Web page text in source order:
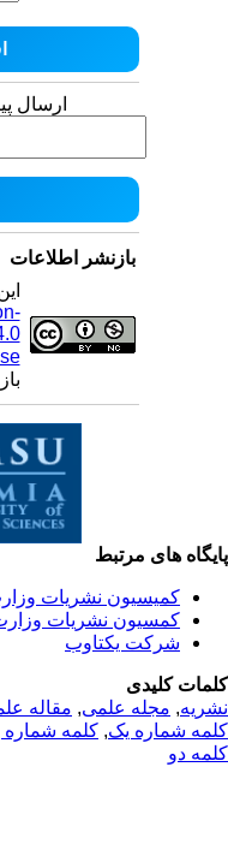
ارسال
بازنشر اطلاعات
4.0
های مرتبط
کمیسیون نشریات
کمسیون نشریات وزارت
شرکت یکتاوب
کلیدی
,مجله علمی, مقاله
شماره یک,کلمه شماره
دو